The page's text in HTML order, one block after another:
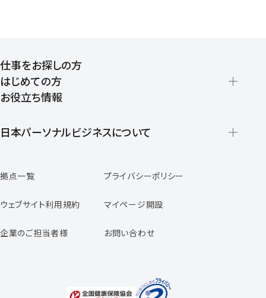
仕事をお探しの方
はじめての方
登録から就業開始までの流れ
お役立ち情報
日本パーソナルビジネスについて
スタッフの声
専任コンサルタントの声
福利厚生のご案内
拠点一覧 プライバシーポリシー
ウェブサイト利用規約 マイページ開設
企業のご担当者様 お問い合わせ